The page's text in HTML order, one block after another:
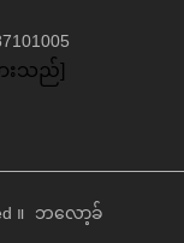
းသည်]
။ ဘ‌‌လော့ခ်